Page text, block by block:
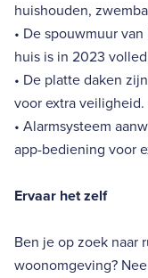
huishouden,
• De spouwmuur
huis is in 2023
• De platte daken
voor extra veiligheid.
• Alarmsysteem
app-bediening voor
Ervaar het zelf
Ben je op zoek naar
woonomgeving?